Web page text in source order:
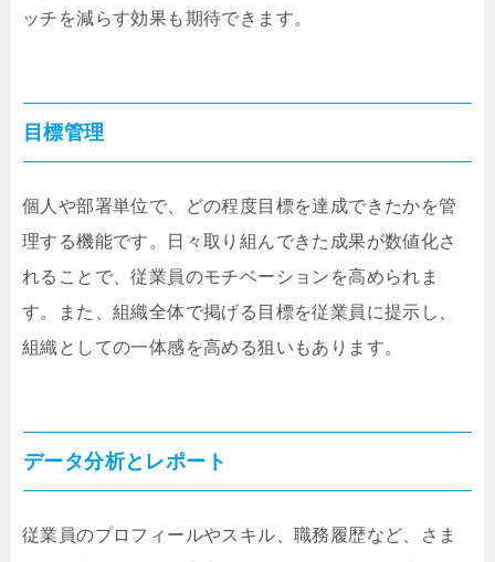
ッチを減らす効果も期待できます。
目標管理
個人や部署単位で、どの程度目標を達成できたかを管
理する機能です。日々取り組んできた成果が数値化さ
れることで、従業員のモチベーションを高められま
す。また、組織全体で掲げる目標を従業員に提示し、
組織としての一体感を高める狙いもあります。
データ分析とレポート
従業員のプロフィールやスキル、職務履歴など、さま